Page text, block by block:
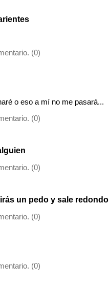
(0)
o eso a mí no me pasará...
(0)
(0)
un pedo y sale redondo
(0)
(0)